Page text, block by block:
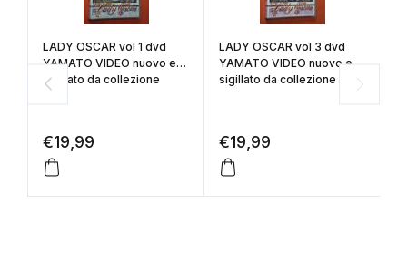
LADY OSCAR vol 1 dvd
YAMATO VIDEO nuovo e
sigillato da collezione
€19,99
LADY OSCAR vol 3 dvd
YAMATO VIDEO nuovo e
sigillato da collezione
€19,99